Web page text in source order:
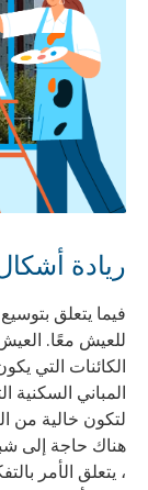
ريادة
فيما يتعلق
للعيش معًا.
الكائنات التي
المباني السكنية
لتكون خالية من
هناك حاجة إلى
، يتعلق الأمر